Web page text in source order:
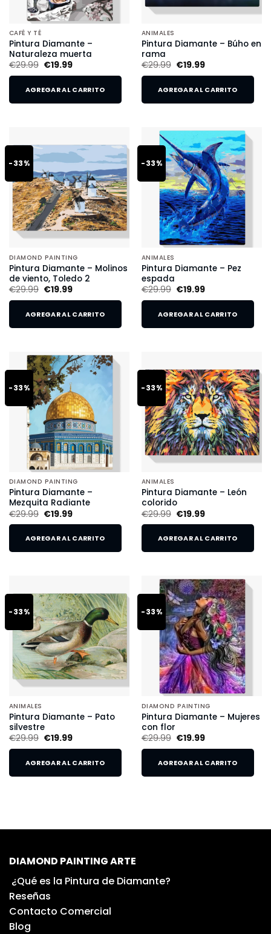
CAFÉ Y TÉ
Pintura Diamante –
Naturaleza muerta
€29.99 €19.99
AGREGAR AL CARRITO
ANIMALES
Pintura Diamante – Búho en
rama
€29.99 €19.99
AGREGAR AL CARRITO
-33%
DIAMOND PAINTING
Pintura Diamante – Molinos
de viento, Toledo 2
€29.99 €19.99
AGREGAR AL CARRITO
-33%
ANIMALES
Pintura Diamante – Pez
espada
€29.99 €19.99
AGREGAR AL CARRITO
-33%
DIAMOND PAINTING
Pintura Diamante –
Mezquita Radiante
€29.99 €19.99
AGREGAR AL CARRITO
-33%
ANIMALES
Pintura Diamante – León
colorido
€29.99 €19.99
AGREGAR AL CARRITO
-33%
ANIMALES
Pintura Diamante – Pato
silvestre
€29.99 €19.99
AGREGAR AL CARRITO
-33%
DIAMOND PAINTING
Pintura Diamante – Mujeres
con flor
€29.99 €19.99
AGREGAR AL CARRITO
DIAMOND PAINTING ARTE
¿Qué es la Pintura de Diamante?
Reseñas
Contacto Comercial
Blog